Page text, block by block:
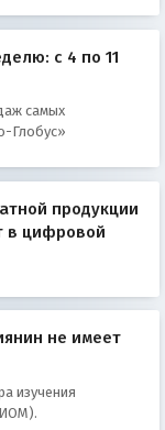
с 4 по 11
самых
Глобус»
продукции
в цифровой
не имеет
изучения